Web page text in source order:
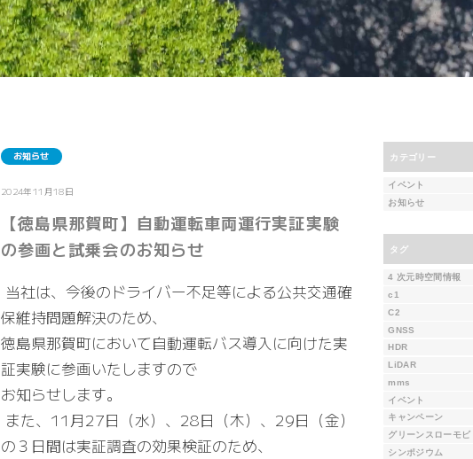
お知らせ
2024年11月18日
【徳島県那賀町】自動運転車両運行実証実験
の参画と試乗会のお知らせ
当社は、今後のドライバー不足等による公共交通確
保維持問題解決のため、
徳島県那賀町において自動運転バス導入に向けた実
証実験に参画いたしますので
お知らせします。
また、11月27日（水）、28日（木）、29日（金）
の３日間は実証調査の効果検証のため、
カテゴリー
イベント
お知らせ
タグ
4 次元時空間情報
c1
C2
GNSS
HDR
LiDAR
mms
イベント
キャンペーン
グリーンスローモビ
シンポジウム